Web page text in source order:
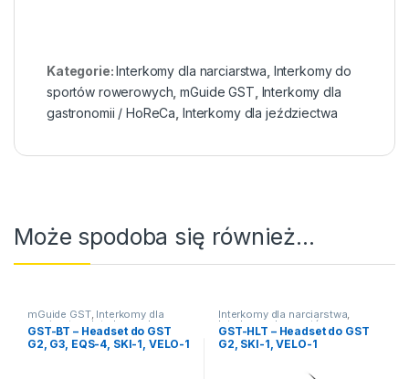
Kategorie: Interkomy dla narciarstwa, Interkomy do
sportów rowerowych,mGuide GST, Interkomy dla
gastronomii / HoReCa, Interkomy dla jeździectwa
Może spodoba się również…
mGuide GST, Interkomy dla
narciarstwa , Interkomy do
sportów rowerowych,Headsety
Interkomy dla gastronomii /
HoReCa Interkomy dla
GST-BT – Headset do GST
G2, G3, EQS-4, SKI-1, VELO-1
Interkomy dla narciarstwa,
Interkomy do sportów
rowerowych ,Headsety,
Interkomy dla gastronomii /
HoReCa
GST-HLT – Headset do GST
G2, SKI-1, VELO-1